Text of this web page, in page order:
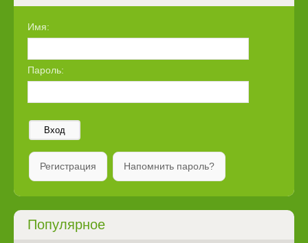
Имя:
Пароль:
Вход
Регистрация Напомнить пароль?
Популярное